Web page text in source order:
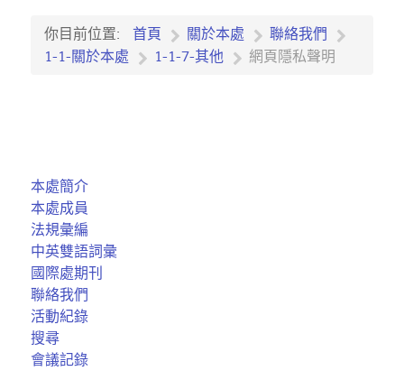
你目前位置: 首頁 關於本處
聯絡我們
1-1-關於本處
1-1-7-其他 網頁隱私聲明
本處簡介
本處成員
法規彙編
中英雙語詞彙
國際處期刊
聯絡我們
活動紀錄
搜尋
會議記錄